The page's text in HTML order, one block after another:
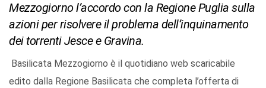
Mezzogiorno l’accordo con la Regione Puglia sulla
azioni per risolvere il problema dell’inquinamento
dei torrenti Jesce e Gravina.
Basilicata Mezzogiorno è il quotidiano web scaricabile
edito dalla Regione Basilicata che completa l’offerta di